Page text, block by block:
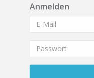
Anmelden